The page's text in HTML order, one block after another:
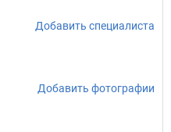
Добавить специалиста
Добавить фотографии